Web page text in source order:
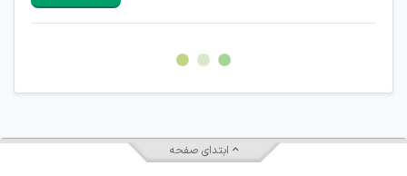
هرگونه تحریک، تحقیر و کنایه به سایر افراد (مسئول و غیر مسئول)
غیر مجاز می باشد.
امکان هماهنگی برای هرگونه ملاقات حضوری چه به صورت دسته
ابتدای صفحه